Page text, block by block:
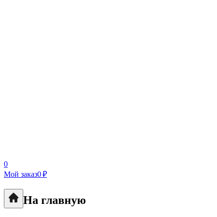
0
Мой заказ0 ₽
На главную